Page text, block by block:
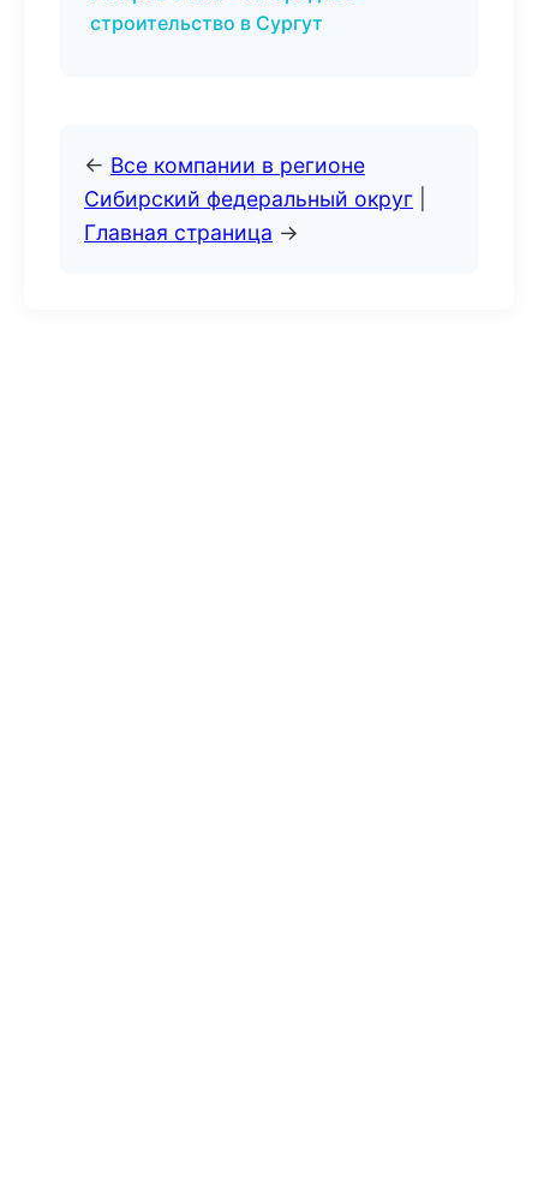
строительство в Сургут
← Все компании в регионе
Сибирский федеральный округ
Главная страница →